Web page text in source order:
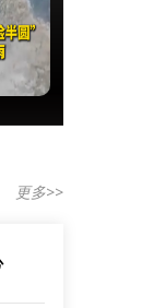
更多>>